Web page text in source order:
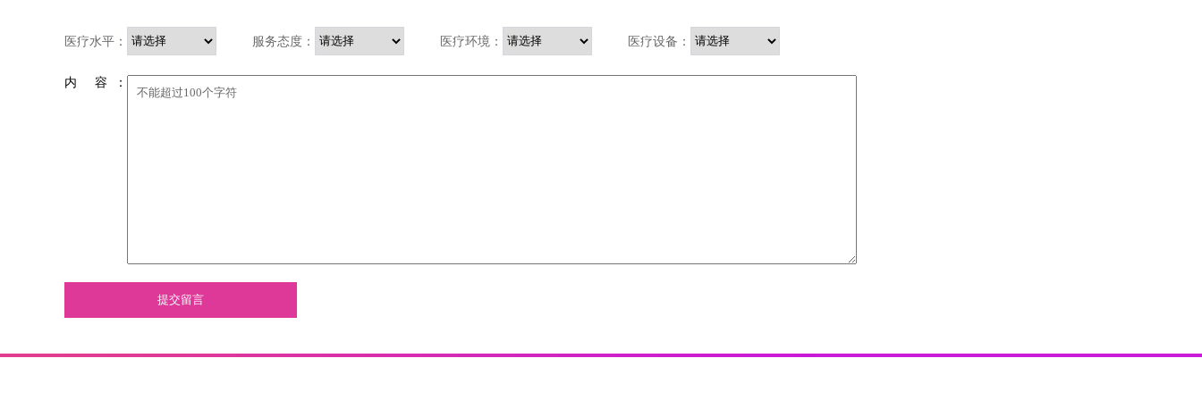
医疗水平： 服务态度： 医疗环境： 医疗设备：
内 容 ：
提交留言